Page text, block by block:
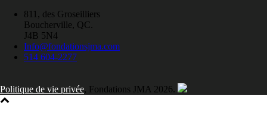
811, des Groseilliers
Boucherville, QC.
J4B 5N4
Info@fondationsjma.com
514 604-2277
Politique de vie privée, Fondations JMA 2026.